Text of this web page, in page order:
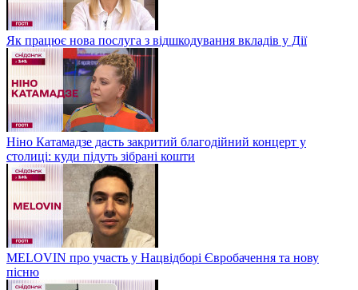
Як працює нова послуга з відшкодування вкладів у Дії
Ніно Катамадзе дасть закритий благодійний концерт у
столиці: куди підуть зібрані кошти
MELOVIN про участь у Нацвідборі Євробачення та нову
пісню